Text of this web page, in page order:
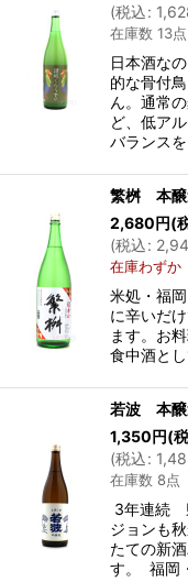
(税込:
在庫数 13点
日本酒な
的な骨付
ん。通常
ど、低ア
バランス
繁桝 本
2,680円(
(税込:
在庫わずか
米処・福
に辛いだ
ます。お
食中酒とし
若波 本
1,350円(
(税込:
在庫数 8点
3年連続
ジョンも
たての新
す。 福岡